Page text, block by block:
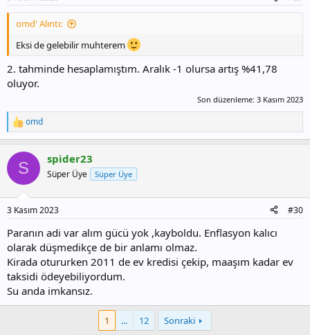
omd' Alıntı:
Eksi de gelebilir muhterem
2. tahminde hesaplamıştım. Aralık -1 olursa artış %41,78
oluyor.
Son düzenleme: 3 Kasım 2023
T
e
k
l
omd
S spider23
Süper Üye Süper Üye
3 Kasım 2023 #30
Paranın adi var alım gücü yok ,kayboldu. Enflasyon kalıcı
olarak düşmedikçe de bir anlamı olmaz.
Kirada otururken 2011 de ev kredisi çekip, maaşım kadar ev
taksidi ödeyebiliyordum.
Su anda imkansız.
1 ... 12
Sonraki